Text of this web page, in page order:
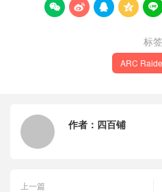
    
标签
ARC
作者： 四百铺
上一篇